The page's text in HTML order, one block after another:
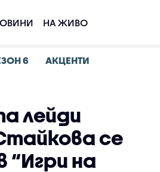
НА ЖИВО
6
АКЦЕНТИ
лейди
се
“Игри на